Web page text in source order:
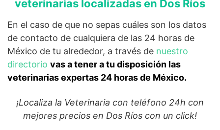
veterinarias localizadas en Dos Ríos
En el caso de que no sepas cuáles son los datos
de contacto de cualquiera de las 24 horas de
México de tu alrededor, a través de nuestro
directorio vas a tener a tu disposición las
veterinarias expertas 24 horas de México.
¡Localiza la Veterinaria con teléfono 24h con
mejores precios en Dos Ríos con un click!